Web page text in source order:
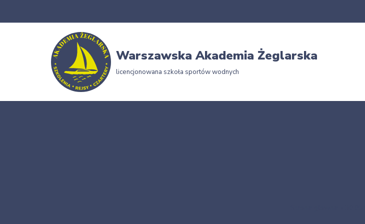
Warszawska Akademia Żeglarska
licencjonowana szkoła sportów wodnych